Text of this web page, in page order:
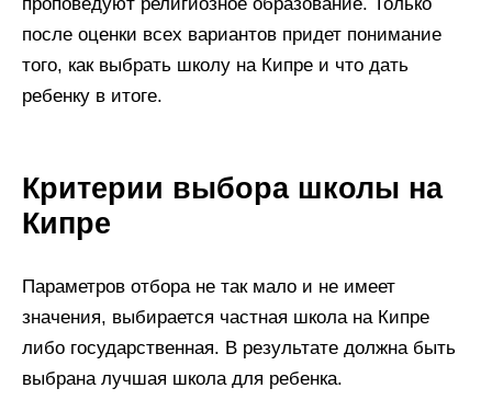
после оценки всех вариантов придет понимание
того, как выбрать школу на Кипре и что дать
ребенку в итоге.
Критерии выбора школы на
Кипре
Параметров отбора не так мало и не имеет
значения, выбирается частная школа на Кипре
либо государственная. В результате должна быть
выбрана лучшая школа для ребенка.